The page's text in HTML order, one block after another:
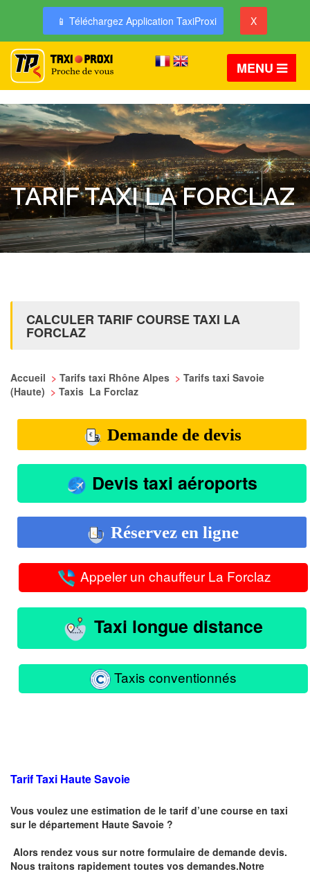
📱 Téléchargez Application TaxiProxi X
MENU
TARIF TAXI LA FORCLAZ
CALCULER TARIF COURSE TAXI LA
FORCLAZ
Accueil > Tarifs taxi Rhône Alpes > Tarifs taxi Savoie
(Haute) > Taxis La Forclaz
Demande de devis
Devis taxi aéroports
Réservez en ligne
Appeler un chauffeur La Forclaz
Taxi longue distance
Taxis conventionnés
Tarif Taxi Haute Savoie
Vous voulez une estimation de le tarif d’une course en taxi
sur le département Haute Savoie ?
Alors rendez vous sur notre formulaire de demande devis.
Nous traitons rapidement toutes vos demandes.Notre